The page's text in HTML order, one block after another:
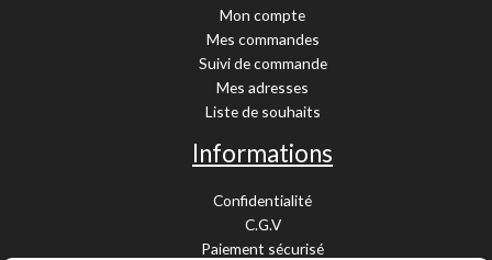
Mon compte
Mes commandes
Suivi de commande
Mes adresses
Liste de souhaits
Informations
Confidentialité
C.G.V
Paiement sécurisé